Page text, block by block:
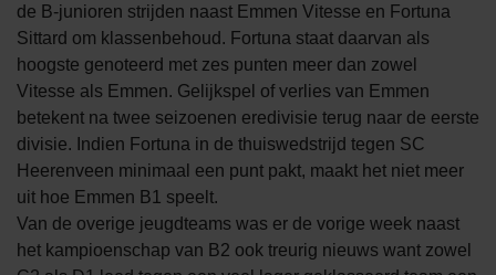
de B-junioren strijden naast Emmen Vitesse en Fortuna
Sittard om klassenbehoud. Fortuna staat daarvan als
hoogste genoteerd met zes punten meer dan zowel
Vitesse als Emmen. Gelijkspel of verlies van Emmen
betekent na twee seizoenen eredivisie terug naar de eerste
divisie. Indien Fortuna in de thuiswedstrijd tegen SC
Heerenveen minimaal een punt pakt, maakt het niet meer
uit hoe Emmen B1 speelt.
Van de overige jeugdteams was er de vorige week naast
het kampioenschap van B2 ook treurig nieuws want zowel